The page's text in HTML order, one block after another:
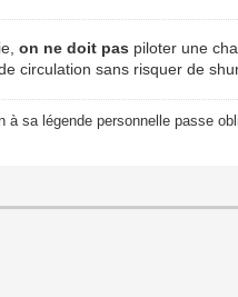
on ne doit pas piloter une
circulation sans risquer de
à sa légende personnelle passe